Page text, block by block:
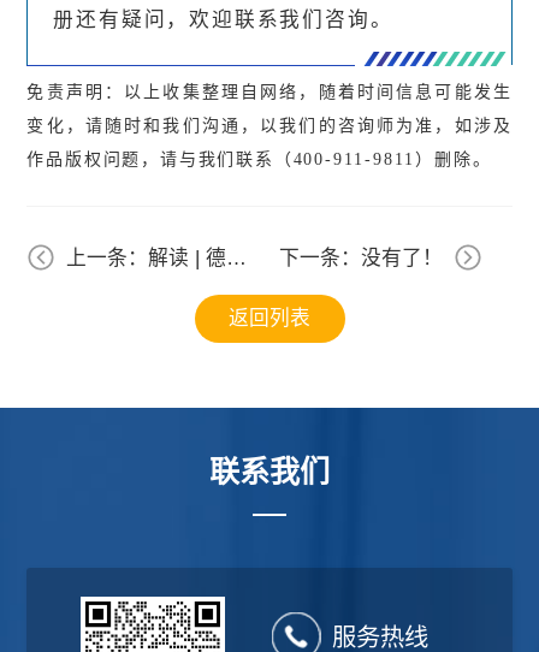
册还有疑问，欢迎联系我们咨询。
免责声明：以上收集整理自网络，随着时间信息可能发生
变化，请随时和我们沟通，以我们的咨询师为准，如涉及
作品版权问题，请与我们联系（400-911-9811）删除。
上一条：解读 | 德国
返回列表
下一条：没有了！
联系我们
服务热线